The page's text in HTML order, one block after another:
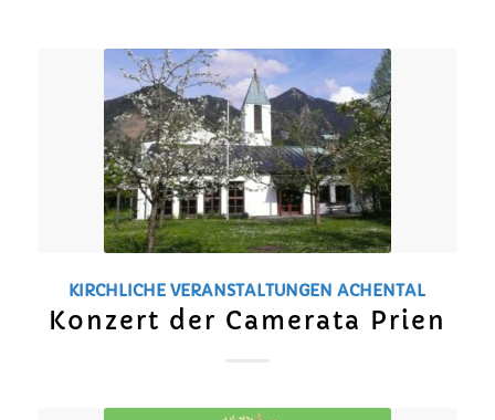
KIRCHLICHE VERANSTALTUNGEN ACHENTAL
Konzert der Camerata Prien